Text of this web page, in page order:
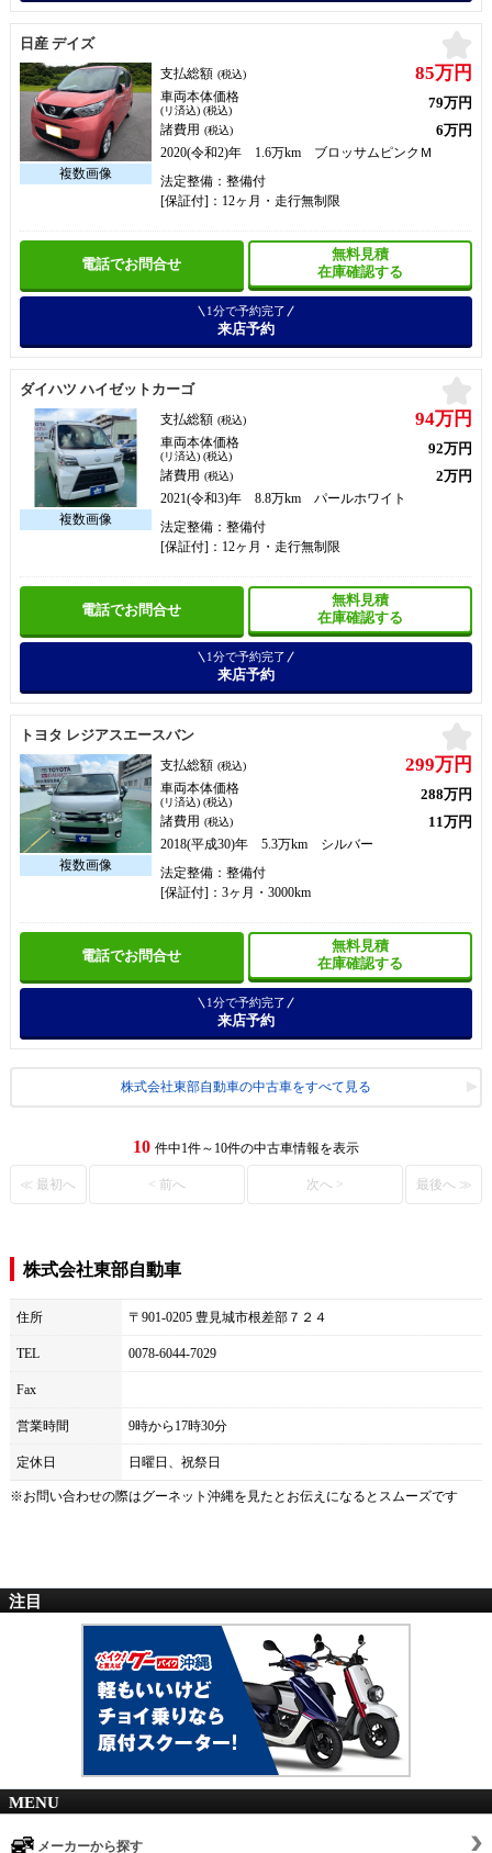
日産 デイズ
支払総額 (税込) 85万円
車両本体価格
(リ済込) (税込) 79万円
諸費用 (税込) 6万円
2020(令和2)年 1.6万km ブロッサムピンクＭ
法定整備：整備付
[保証付]：12ヶ月・走行無制限
電話でお問合せ
無料見積
在庫確認する
1分で予約完了
来店予約
ダイハツ ハイゼットカーゴ
支払総額 (税込) 94万円
車両本体価格
(リ済込) (税込) 92万円
諸費用 (税込) 2万円
2021(令和3)年 8.8万km パールホワイト
法定整備：整備付
[保証付]：12ヶ月・走行無制限
電話でお問合せ
無料見積
在庫確認する
1分で予約完了
来店予約
トヨタ レジアスエースバン
支払総額 (税込) 299万円
車両本体価格
(リ済込) (税込) 288万円
諸費用 (税込) 11万円
2018(平成30)年 5.3万km シルバー
法定整備：整備付
[保証付]：3ヶ月・3000km
電話でお問合せ
無料見積
在庫確認する
1分で予約完了
来店予約
株式会社東部自動車の中古車をすべて見る
10 件中1件～10件の中古車情報を表示
≪ 最初へ < 前へ 次へ > 最後へ ≫
株式会社東部自動車
住所 〒901-0205 豊見城市根差部７２４
TEL 0078-6044-7029
Fax
営業時間 9時から17時30分
定休日 日曜日、祝祭日
※お問い合わせの際はグーネット沖縄を見たとお伝えになるとスムーズです
注目
MENU
メーカーから探す